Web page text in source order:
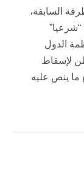
السابقة،
“شرعيا”
الدول
لإسقاط
ما ينص عليه